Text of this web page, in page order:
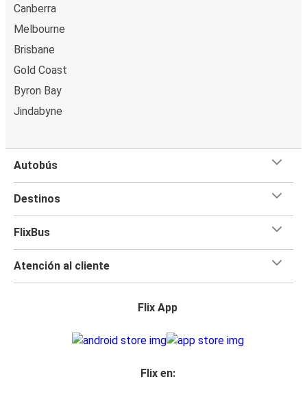
Canberra
Melbourne
Brisbane
Gold Coast
Byron Bay
Jindabyne
Autobús
Destinos
FlixBus
Atención al cliente
Flix App
Flix en: